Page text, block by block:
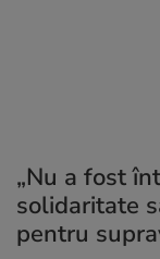
„Nu a fost
solidaritate
pentru